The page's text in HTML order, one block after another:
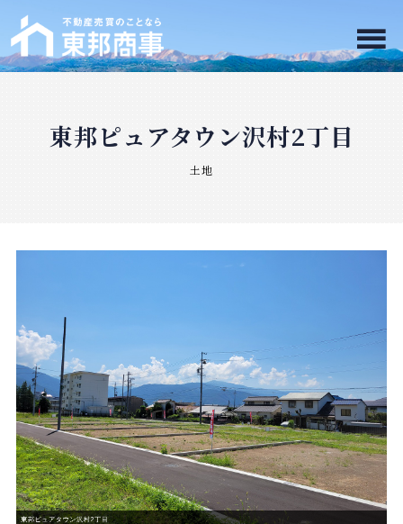
東邦ピュアタウン沢村2丁目
土地
東邦ピュアタウン沢村2丁目